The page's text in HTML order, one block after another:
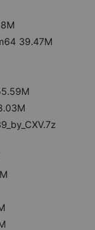
39.47M